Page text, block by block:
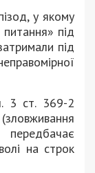
у якому
під
під
3 ст. 369-2
на строк